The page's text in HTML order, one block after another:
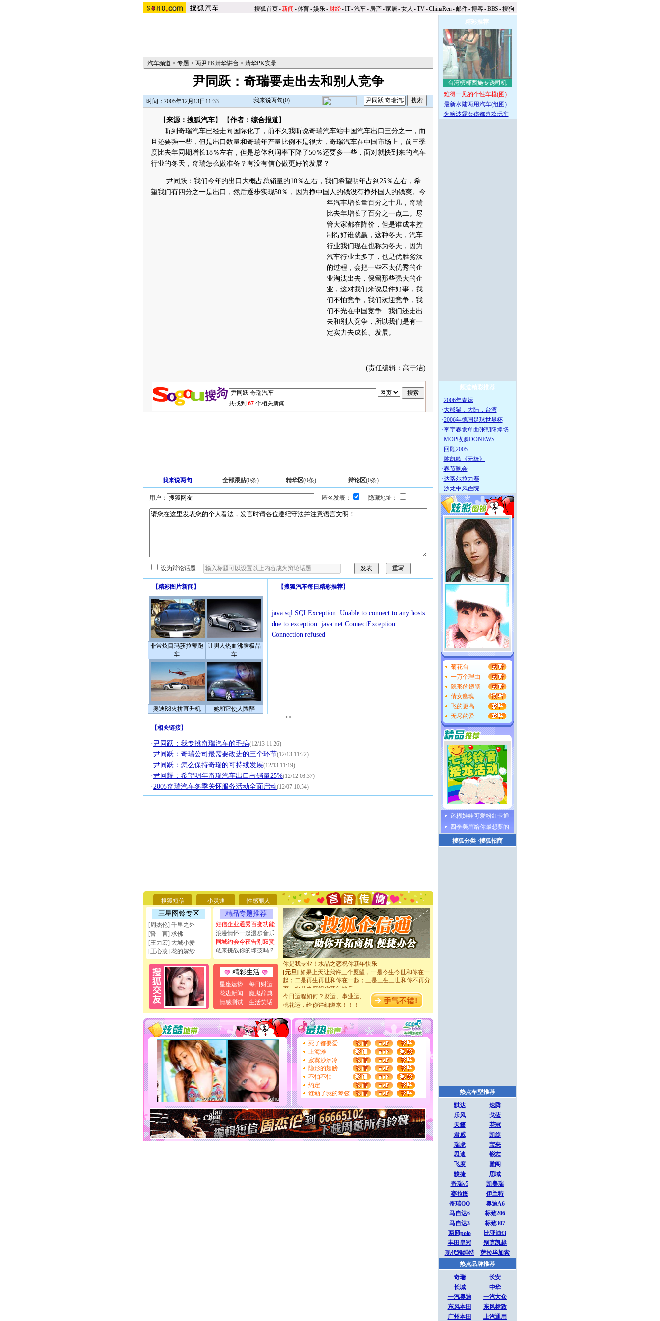
搜狐首页-新闻 -体育-娱乐- 财经-IT-汽车- 房产-家居-女人 -TV-ChinaRen-邮件-博客-BBS -搜狗
汽车频道 > 专题 > 两尹PK清华讲台 > 清华PK实录
尹同跃：奇瑞要走出去和别人竞争
时间：2005年12月13日11:33 我来说两句(0)
【来源：搜狐汽车】 【作者：综合报道】
听到奇瑞汽车已经走向国际化了，前不久我听说奇瑞汽车站中国汽车出口三分之一，而
且还要强一些，但是出口数量和奇瑞年产量比例不是很大，奇瑞汽车在中国市场上，前三季
度比去年同期增长18％左右，但是总体利润率下降了50％还要多一些，面对就快到来的汽车
行业的冬天，奇瑞怎么做准备？有没有信心做更好的发展？
尹同跃：我们今年的出口大概占总销量的10％左右，我们希望明年占到25％左右，希
望我们有四分之一是出口，然后逐步实现50％，因为挣中国人的钱没有挣外国人的钱爽。 今
年汽车增长量百分之十几，奇瑞
比去年增长了百分之一点二。尽
管大家都在降价，但是谁成本控
制得好谁就赢，这种冬天，汽车
行业我们现在也称为冬天，因为
汽车行业太多了，也是优胜劣汰
的过程，会把一些不太优秀的企
业淘汰出去，保留那些强大的企
业，这对我们来说是件好事，我
们不怕竞争，我们欢迎竞争，我
们不光在中国竞争，我们还走出
去和别人竞争，所以我们是有一
定实力去成长、发展。
(责任编辑：高于洁)
共找到 67 个相关新闻.
我来说两句 全部跟贴(0条) 精华区(0条) 辩论区(0条)
用户： 匿名发表： 隐藏地址：
设为辩论话题
【精彩图片新闻 】
非常炫目玛莎拉蒂跑
车
让男人热血沸腾极品
车
奥迪R8火拼直升机 她和它使人陶醉
【搜狐汽车每日精彩推荐】
java.sql.SQLException: Unable to connect to any hosts
due to exception: java.net.ConnectException:
Connection refused
>>
【相关链接】
·尹同跃：我专挑奇瑞汽车的毛病(12/13 11:26)
·尹同跃：奇瑞公司最需要改进的三个环节(12/13 11:22)
·尹同跃：怎么保持奇瑞的可持续发展(12/13 11:19)
·尹同耀：希望明年奇瑞汽车出口占销量25%(12/12 08:37)
·2005奇瑞汽车冬季关怀服务活动全面启动(12/07 10:54)
搜狐短信 小灵通 性感丽人
三星图铃专区
[周杰伦] 千里之外
[誓 言] 求佛
[王力宏] 大城小爱
[王心凌] 花的嫁纱
精品专题推荐
短信企业通秀百变功能
浪漫情怀一起漫步音乐
同城约会今夜告别寂寞
敢来挑战你的球技吗？
精彩生活
星座运势
每日财运
花边新闻
魔鬼辞典
情感测试
生活笑话
要平安！千万要知足！千万不要忘记我！
[圣诞节]不只这样的日子才会想起你,而是这样的日子才
能正大光明地骚扰你,告诉你,圣诞要快乐!新年要快乐!天
天都要快乐噢!
[圣诞节]奉上一颗祝福的心,在这个特别的日子里,愿幸福,
如意,快乐,鲜花,一切美好的祝愿与你同在.圣诞快乐!
[元旦]看到你我会触电；看不到你我要充电；没有你我会
断电。爱你是我职业，想你是我事业，抱你是我特长，吻
你是我专业！水晶之恋祝你新年快乐
[元旦]如果上天让我许三个愿望，一是今生今世和你在一
起；二是再生再世和你在一起；三是三生三世和你不再分
离。水晶之恋祝你新年快乐
[元旦]当我狠下心扭头离去那一刻，你在我身后无助地哭
泣，这痛楚让我明白我多么爱你。我转身抱住你：这猪不
卖了。水晶之恋祝你新年快乐。
[春节]风柔雨润好月圆，半岛铁盒伴身边，每日尽显开心
颜！冬去春来似水如烟，劳碌人生需尽欢！听一曲轻歌，
道一声平安！新年吉祥万事如愿
[春节]
传说薰衣草有四片叶子：第一片叶子是信仰，第二
片叶子是希望，第三片叶子是爱情，第四片叶子是幸运。
送你一棵薰衣草，愿你新年快乐！
[圣诞节]圣诞节到了，想想没什么送给你的，又不打算给
你太多，只有给你五千万：千万快乐！千万要健康！千万
要平安！千万要知足！千万不要忘记我！
[圣诞节]不只这样的日子才会想起你,而是这样的日子才
能正大光明地骚扰你,告诉你,圣诞要快乐!新年要快乐!天
天都要快乐噢!
[圣诞节]奉上一颗祝福的心,在这个特别的日子里,愿幸福,
如意,快乐,鲜花,一切美好的祝愿与你同在.圣诞快乐!
[元旦]看到你我会触电；看不到你我要充电；没有你我会
今日运程如何？财运、事业运、
桃花运，给你详细道来！！！
死了都要爱
上海滩
寂寞沙洲冷
隐形的翅膀
不怕不怕
约定
谁动了我的琴弦
精彩推荐
台湾槟榔西施专诱司机
·难得一见的个性车模(图)
·最新水陆两用汽车(组图)
·为啥波霸女孩都喜欢玩车
频道精彩推荐
·2006年春运
·大熊猫，大陆，台湾
·2006年德国足球世界杯
·李宇春发单曲张朝阳捧场
·MOP收购DONEWS
· 回顾2005
·陈凯歌《无极》
·春节晚会
·达喀尔拉力赛
·沙龙中风住院
菊花台
一万个理由
隐形的翅膀
倩女幽魂
飞的更高
无尽的爱
迷糊娃娃可爱粉红卡通
四季美眉给你最想要的
搜狐分类·搜狐招商
热点车型推荐
骐达
速腾
乐风
戈蓝
天籁
花冠
君威
凯旋
瑞虎
宝来
思迪
锐志
飞度
雅阁
骏捷
思域
奇瑞v5
凯美瑞
赛拉图
伊兰特
奇瑞QQ
奥迪A6
马自达6
标致206
马自达3
标致307
两厢polo
比亚迪f3
丰田皇冠
别克凯越
现代雅绅特
萨拉毕加索
热点品牌推荐
奇瑞
长安
长城
中华
一汽奥迪
一汽大众
东风本田
东风标致
广州本田
上汽通用